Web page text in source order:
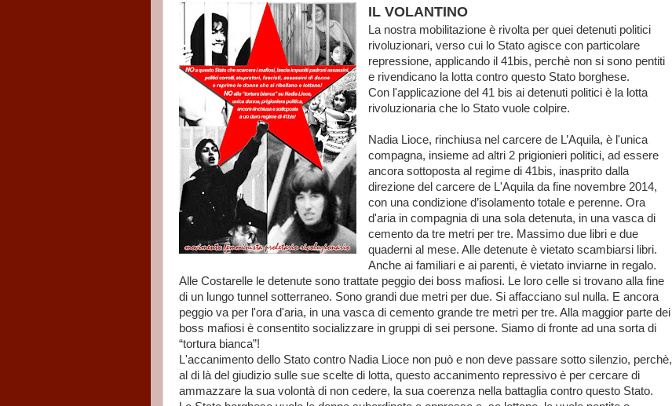
IL VOLANTINO
La nostra mobilitazione è rivolta per quei detenuti politici
rivoluzionari, verso cui lo Stato agisce con particolare
repressione, applicando il 41bis, perchè non si sono pentiti
e rivendicano la lotta contro questo Stato borghese.
Con l'applicazione del 41 bis ai detenuti politici è la lotta
rivoluzionaria che lo Stato vuole colpire.
Nadia Lioce, rinchiusa nel carcere de L’Aquila, è l'unica
compagna, insieme ad altri 2 prigionieri politici, ad essere
ancora sottoposta al regime di 41bis, inasprito dalla
direzione del carcere de L'Aquila da fine novembre 2014,
con una condizione d’isolamento totale e perenne. Ora
d'aria in compagnia di una sola detenuta, in una vasca di
cemento da tre metri per tre. Massimo due libri e due
quaderni al mese. Alle detenute è vietato scambiarsi libri.
Anche ai familiari e ai parenti, è vietato inviarne in regalo.
Alle Costarelle le detenute sono trattate peggio dei boss mafiosi. Le loro celle si trovano alla fine
di un lungo tunnel sotterraneo. Sono grandi due metri per due. Si affacciano sul nulla. E ancora
peggio va per l'ora d'aria, in una vasca di cemento grande tre metri per tre. Alla maggior parte dei
boss mafiosi è consentito socializzare in gruppi di sei persone. Siamo di fronte ad una sorta di
“tortura bianca”!
L'accanimento dello Stato contro Nadia Lioce non può e non deve passare sotto silenzio, perchè,
al di là del giudizio sulle sue scelte di lotta, questo accanimento repressivo è per cercare di
ammazzare la sua volontà di non cedere, la sua coerenza nella battaglia contro questo Stato.